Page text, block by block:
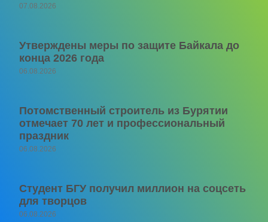
07.08.2026
Утверждены меры по защите Байкала до
конца 2026 года
06.08.2026
Потомственный строитель из Бурятии
отмечает 70 лет и профессиональный
праздник
06.08.2026
Студент БГУ получил миллион на соцсеть
для творцов
06.08.2026